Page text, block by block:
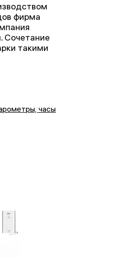
фирма
Сочетание
такими
часы